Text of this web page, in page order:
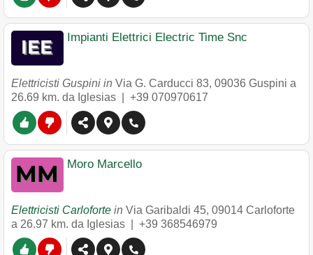
Impianti Elettrici Electric Time Snc
Elettricisti Guspini in Via G. Carducci 83, 09036 Guspini a
26.69 km. da Iglesias | +39 070970617
Moro Marcello
Elettricisti Carloforte in Via Garibaldi 45, 09014 Carloforte
a 26.97 km. da Iglesias | +39 368546979